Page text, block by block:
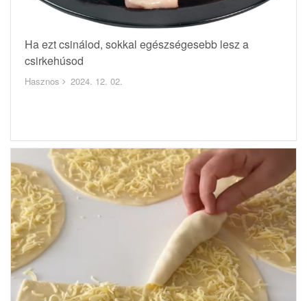
Ha ezt csinálod, sokkal egészségesebb lesz a
csirkehúsod
Hasznos 2024. 12. 02.